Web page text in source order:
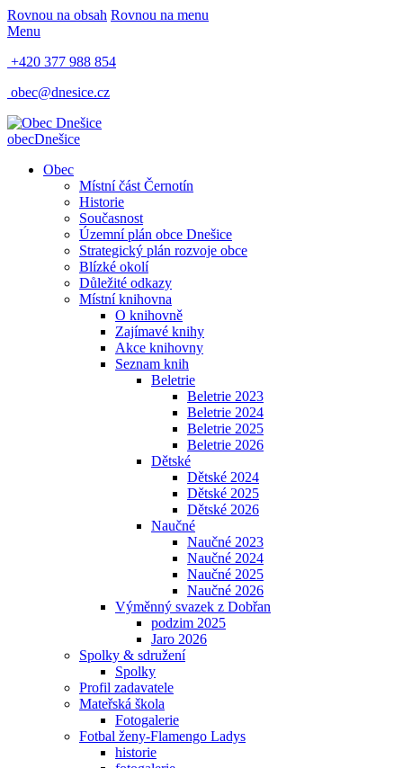
Rovnou na obsah Rovnou na menu
Menu
+420 377 988 854
obec@dnesice.cz
obecDnešice
Obec
Místní část Černotín
Historie
Současnost
Územní plán obce Dnešice
Strategický plán rozvoje obce
Blízké okolí
Důležité odkazy
Místní knihovna
O knihovně
Zajímavé knihy
Akce knihovny
Seznam knih
Beletrie
Beletrie 2023
Beletrie 2024
Beletrie 2025
Beletrie 2026
Dětské
Dětské 2024
Dětské 2025
Dětské 2026
Naučné
Naučné 2023
Naučné 2024
Naučné 2025
Naučné 2026
Výměnný svazek z Dobřan
podzim 2025
Jaro 2026
Spolky & sdružení
Spolky
Profil zadavatele
Mateřská škola
Fotogalerie
Fotbal ženy-Flamengo Ladys
historie